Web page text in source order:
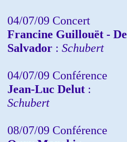
04/07/09 Concert
Francine Guillouët - De
Salvador : Schubert
04/07/09 Conférence
Jean-Luc Delut :
Schubert
08/07/09 Conférence